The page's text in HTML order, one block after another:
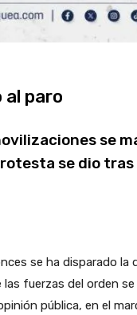
al paro
se
se dio
se ha disparado la
fuerzas del orden
pública, en el